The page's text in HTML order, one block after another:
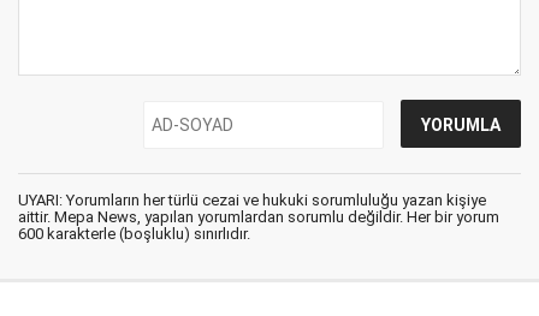
UYARI: Yorumların her türlü cezai ve hukuki sorumluluğu yazan kişiye
aittir. Mepa News, yapılan yorumlardan sorumlu değildir. Her bir yorum
600 karakterle (boşluklu) sınırlıdır.